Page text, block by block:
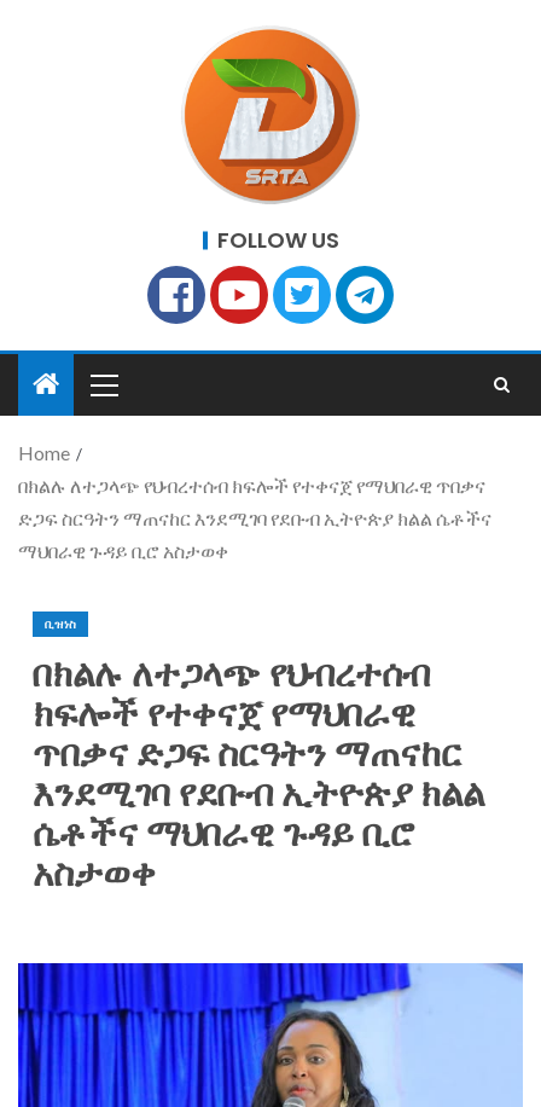
FOLLOW US
Home
በክልሉ ለተጋላጭ የህብረተሰብ ክፍሎች የተቀናጀ የማህበራዊ ጥበቃና
ድጋፍ ስርዓትን ማጠናከር እንደሚገባ የደቡብ ኢትዮጵያ ክልል ሴቶችና
ማህበራዊ ጉዳይ ቢሮ አስታወቀ
ቢዝነስ
በክልሉ ለተጋላጭ የህብረተሰብ
ክፍሎች የተቀናጀ የማህበራዊ
ጥበቃና ድጋፍ ስርዓትን ማጠናከር
እንደሚገባ የደቡብ ኢትዮጵያ ክልል
ሴቶችና ማህበራዊ ጉዳይ ቢሮ
አስታወቀ